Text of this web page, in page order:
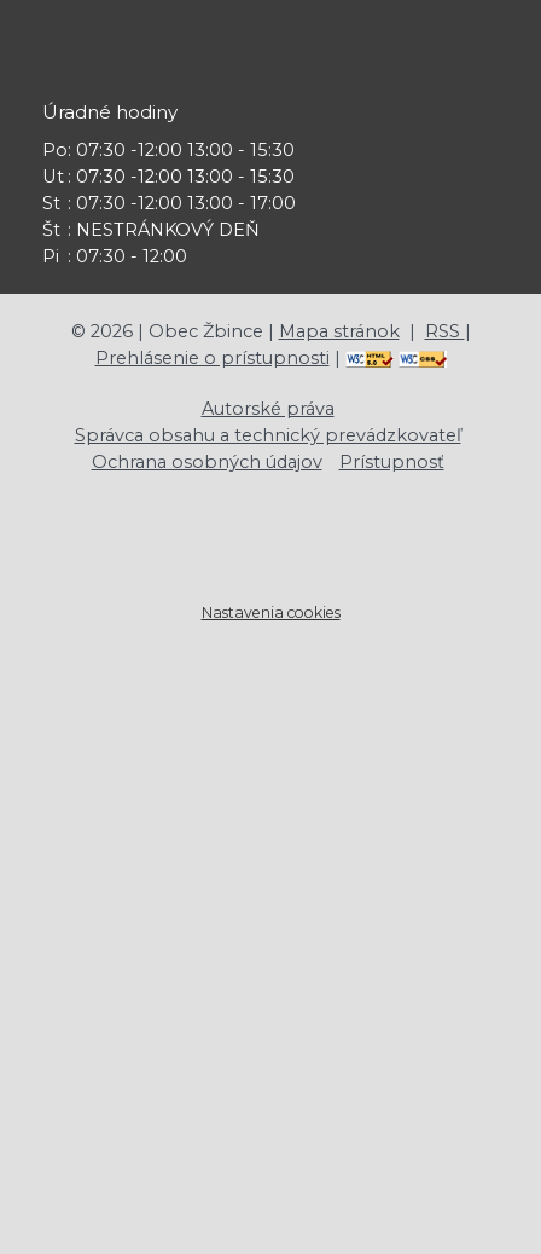
Úradné hodiny
Po
Ut
St
Št
Pi
: 07:30 -12:00 13:00 - 15:30
: 07:30 -12:00 13:00 - 15:30
: 07:30 -12:00 13:00 - 17:00
: NESTRÁNKOVÝ DEŇ
: 07:30 - 12:00
© 2026| Obec Žbince | Mapa stránok| RSS |
Prehlásenie o prístupnosti |
Autorské práva
Správca obsahu a technický prevádzkovateľ
Ochrana osobných údajov
Prístupnosť
Nastavenia cookies